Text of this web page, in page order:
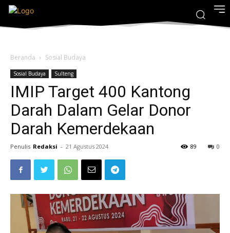
Beranda Sosial Budaya
Sosial Budaya Sulteng
IMIP Target 400 Kantong
Darah Dalam Gelar Donor
Darah Kemerdekaan
Penulis Redaksi - 21 Agustus 2024 0
89